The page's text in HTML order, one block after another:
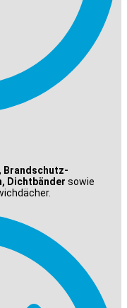
Brandschutz-
Dichtbänder sowie